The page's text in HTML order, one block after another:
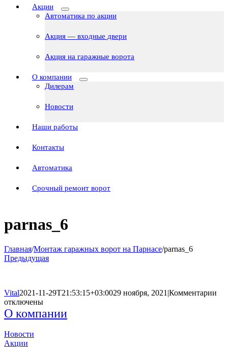
Акции
Автоматика по акции
Акция — входные двери
Акция на гаражные ворота
О компании
Дилерам
Новости
Наши работы
Контакты
Автоматика
Срочный ремонт ворот
parnas_6
Главная/Монтаж гаражных ворот на Парнасе/parnas_6
Предыдущая
Vital2021-11-29T21:53:15+03:0029 ноября, 2021 |Комментарии
отключены
О компании
Новости
Акции